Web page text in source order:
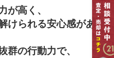
が高く、
けられる安心感があり
群の行動力で、